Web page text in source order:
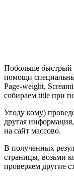
Побольше быстрый
помощи
Page-weight,
собираем title при
Угоду кому)
другая
на сайт массово.
В полученных
страницы, возьми
проверяем другие